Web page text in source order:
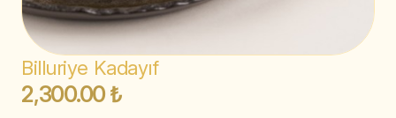
Billuriye Kadayıf
2,300.00 ₺